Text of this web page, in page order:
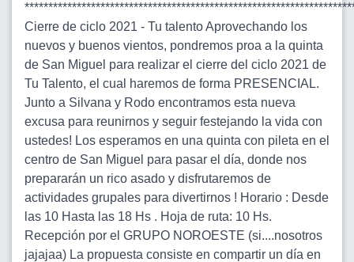
Cierre de ciclo 2021 - Tu talento Aprovechando los
nuevos y buenos vientos, pondremos proa a la quinta
de San Miguel para realizar el cierre del ciclo 2021 de
Tu Talento, el cual haremos de forma PRESENCIAL.
Junto a Silvana y Rodo encontramos esta nueva
excusa para reunirnos y seguir festejando la vida con
ustedes! Los esperamos en una quinta con pileta en el
centro de San Miguel para pasar el día, donde nos
prepararán un rico asado y disfrutaremos de
actividades grupales para divertirnos ! Horario : Desde
las 10 Hasta las 18 Hs . Hoja de ruta: 10 Hs.
Recepción por el GRUPO NOROESTE (si....nosotros
jajajaa) La propuesta consiste en compartir un día en